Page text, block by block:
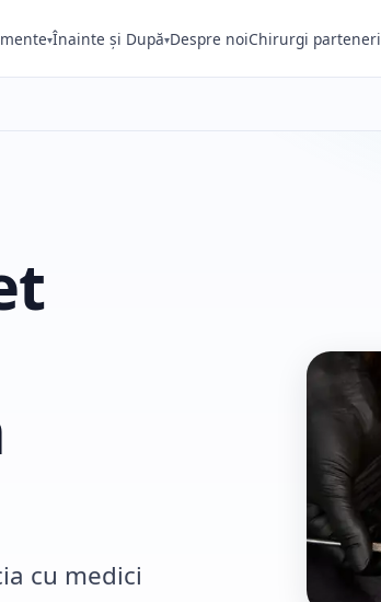
▾Înainte și După▾Despre noiChirurgi parteneri
cu medici